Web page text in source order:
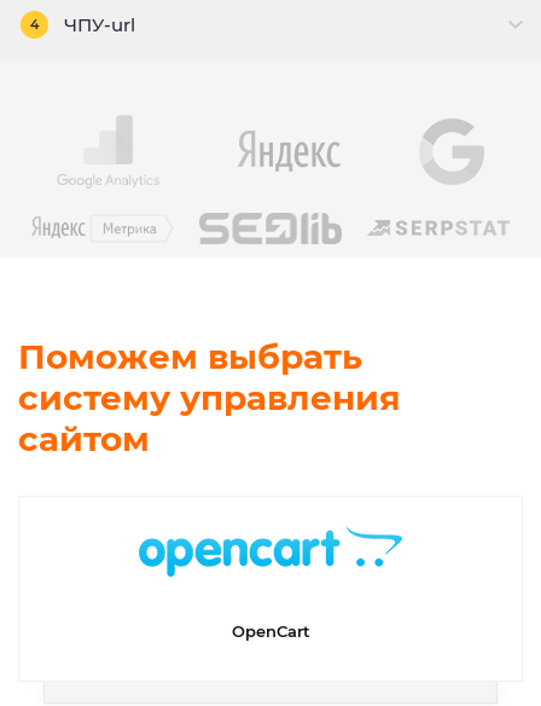
4 ЧПУ-url
Поможем выбрать
систему управления
сайтом
OpenCart